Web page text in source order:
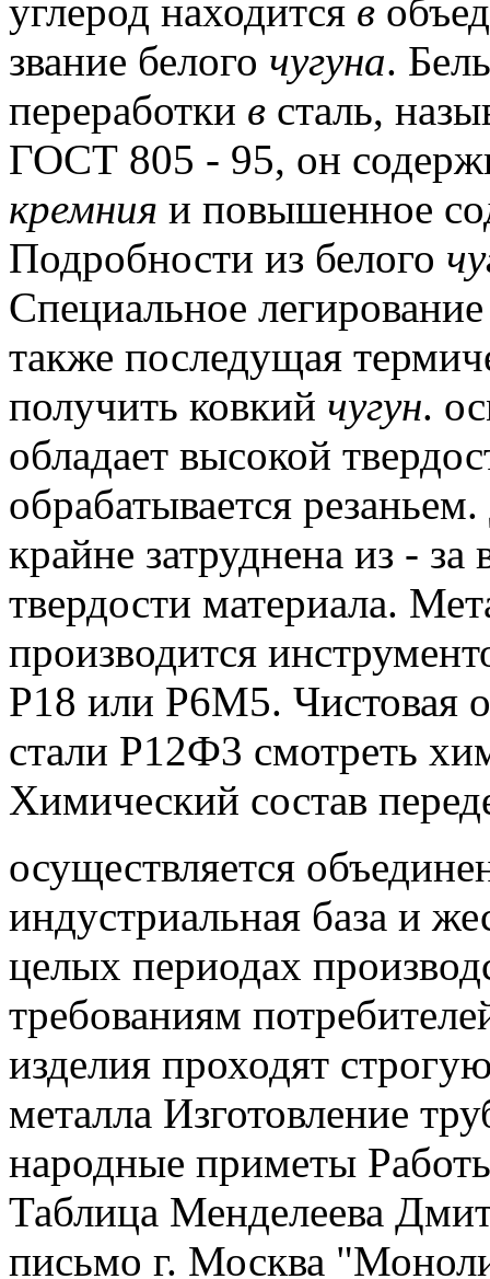
углерод находится в
звание белого чугуна.
переработки в сталь,
ГОСТ 805 - 95, он
кремния и повышенное
Подробности из белого
Специальное
также последущая
получить ковкий чугун.
обладает высокой
обрабатывается резаньем.
крайне затруднена из -
твердости материала.
производится
Р18 или Р6М5. Чистовая
стали P12Ф3 смотреть
Химический состав
осуществляется
индустриальная база и
целых периодах
требованиям
изделия проходят
металла Изготовление
народные приметы
Таблица Менделеева
письмо г. Москва